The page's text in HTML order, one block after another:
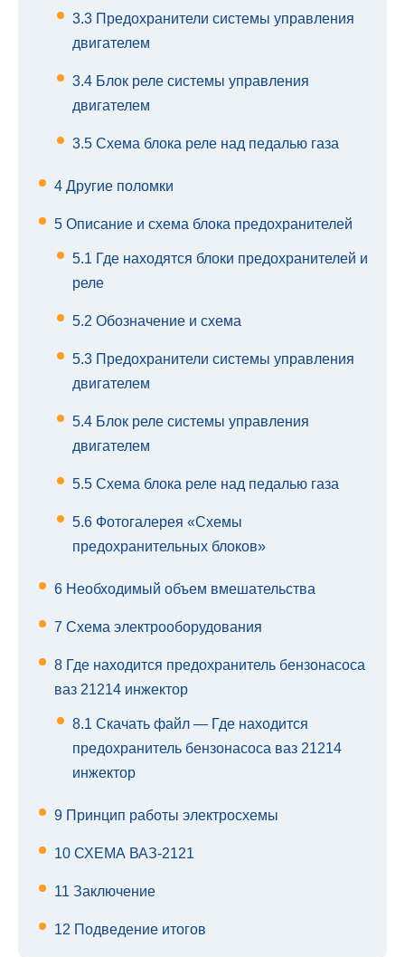
3.3 Предохранители системы управления
двигателем
3.4 Блок реле системы управления
двигателем
3.5 Схема блока реле над педалью газа
4 Другие поломки
5 Описание и схема блока предохранителей
5.1 Где находятся блоки предохранителей и
реле
5.2 Обозначение и схема
5.3 Предохранители системы управления
двигателем
5.4 Блок реле системы управления
двигателем
5.5 Схема блока реле над педалью газа
5.6 Фотогалерея «Схемы
предохранительных блоков»
6 Необходимый объем вмешательства
7 Схема электрооборудования
8 Где находится предохранитель бензонасоса
ваз 21214 инжектор
8.1 Скачать файл — Где находится
предохранитель бензонасоса ваз 21214
инжектор
9 Принцип работы электросхемы
10 СХЕМА ВАЗ-2121
11 Заключение
12 Подведение итогов